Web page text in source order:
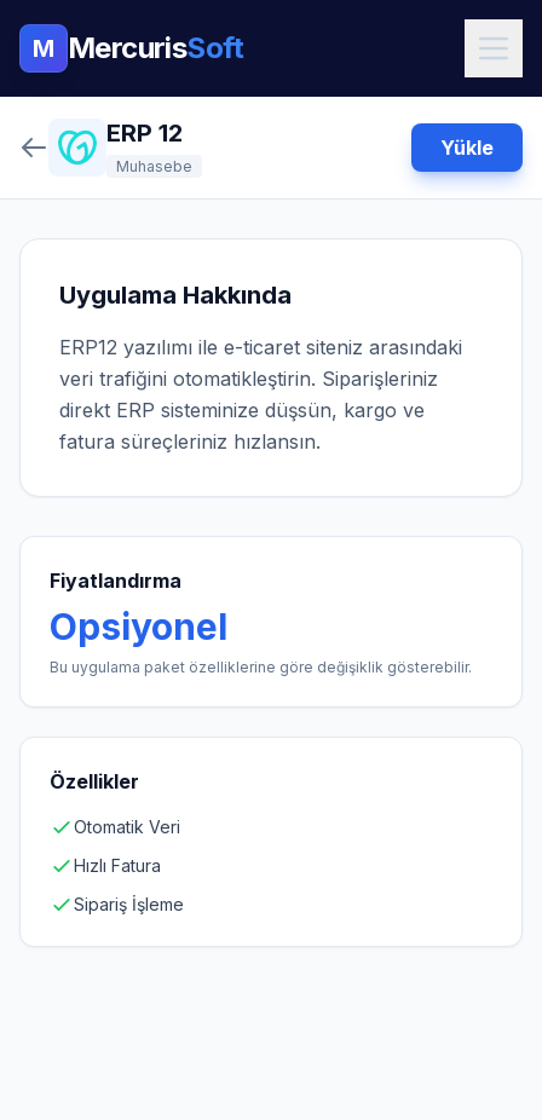
M MercurisSoft
ERP 12
Muhasebe
Yükle
Uygulama Hakkında
ERP12 yazılımı ile e-ticaret siteniz arasındaki
veri trafiğini otomatikleştirin. Siparişleriniz
direkt ERP sisteminize düşsün, kargo ve
fatura süreçleriniz hızlansın.
Fiyatlandırma
Opsiyonel
Bu uygulama paket özelliklerine göre değişiklik gösterebilir.
Özellikler
Otomatik Veri
Hızlı Fatura
Sipariş İşleme